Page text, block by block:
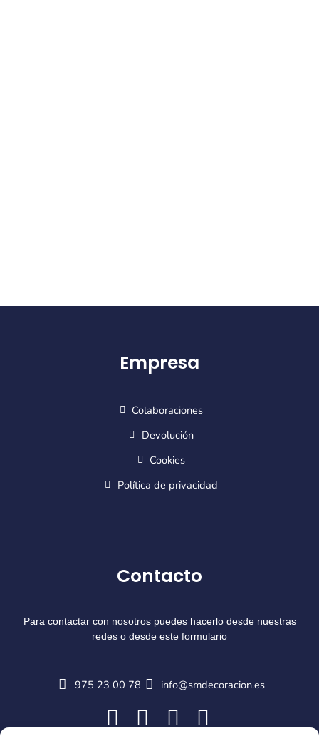
Empresa
Colaboraciones
Devolución
Cookies
Política de privacidad
Contacto
Para contactar con nosotros puedes hacerlo desde nuestras
redes o desde este formulario
975 23 00 78 info@smdecoracion.es